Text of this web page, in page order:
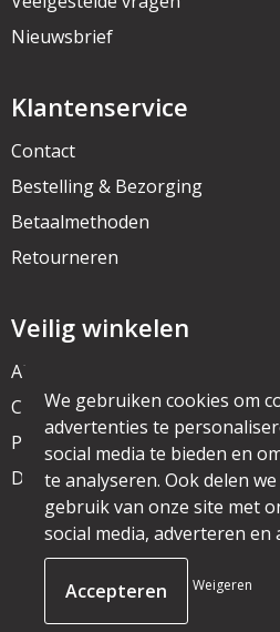
Nieuwsbrief
Klantenservice
Contact
Bestelling & Bezorging
Betaalmethoden
Retourneren
Veilig winkelen
Algemene voorwaarden
Cookieverklaring
Privacyverklaring
Disclaimer
© Copyright
We gebruiken cookies om
advertenties te
social media te bieden en
te analyseren. Ook delen
gebruik van onze site met
social media, adverteren en
Weigeren